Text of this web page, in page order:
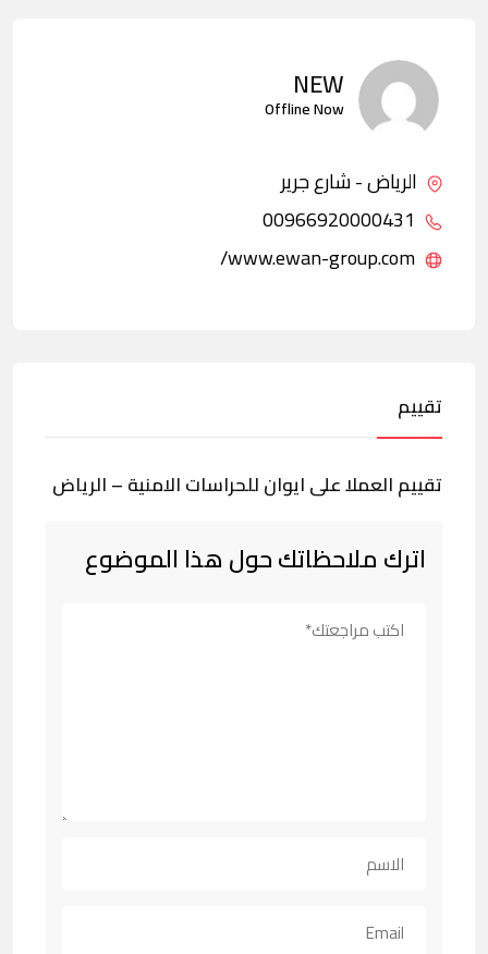
NEW
Offline Now
الرياض - شارع جرير
تقييم
تقييم العملا على ايوان للحراسات الامنية – الرياض
اترك ملاحظاتك حول هذا الموضوع